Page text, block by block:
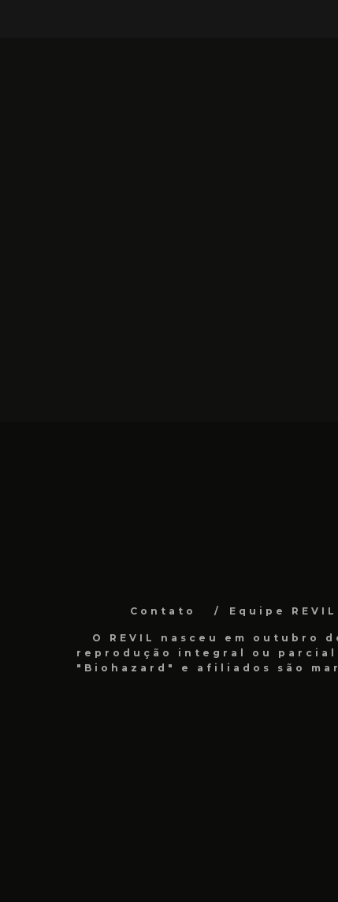
Contato Equipe REVIL
O REVIL nasceu em outubro
reprodução integral ou
"Biohazard" e afiliados são